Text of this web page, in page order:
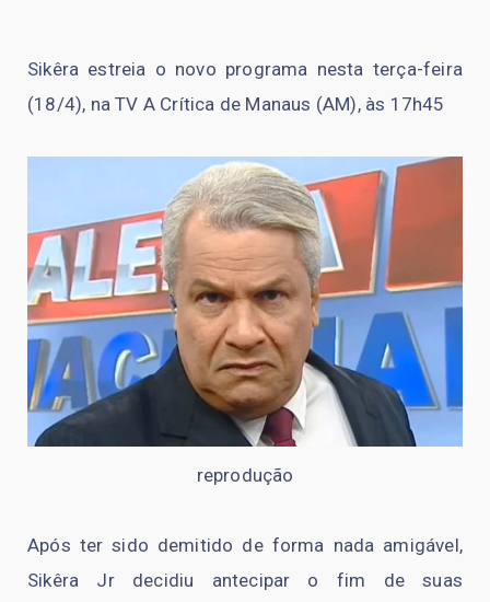
Sikêra estreia o novo programa nesta terça-feira
(18/4), na TV A Crítica de Manaus (AM), às 17h45
reprodução
Após ter sido demitido de forma nada amigável,
Sikêra Jr decidiu antecipar o fim de suas